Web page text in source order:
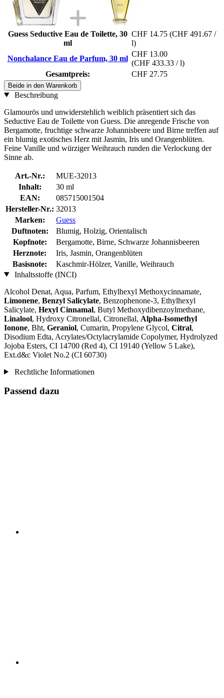
Guess Seductive Eau de Toilette, 30
ml
CHF 14.75 (CHF 491.67 /
l)
Nonchalance Eau de Parfum, 30 ml
CHF 13.00
(CHF 433.33 / l)
Gesamtpreis:
CHF 27.75
Beide in den Warenkorb
Beschreibung
Glamourös und unwiderstehlich weiblich präsentiert sich das
Seductive Eau de Toilette von Guess. Die anregende Frische von
Bergamotte, fruchtige schwarze Johannisbeere und Birne treffen auf
ein blumig exotisches Herz mit Jasmin, Iris und Orangenblüten.
Feine Vanille und würziger Weihrauch runden die Verlockung der
Sinne ab.
Art.-Nr.:
MUE-32013
Inhalt:
30 ml
EAN:
085715001504
Hersteller-Nr.: 32013
Marken:
Guess
Duftnoten:
Blumig, Holzig, Orientalisch
Kopfnote:
Bergamotte, Birne, Schwarze Johannisbeeren
Herznote:
Iris, Jasmin, Orangenblüten
Basisnote:
Kaschmir-Hölzer, Vanille, Weihrauch
Inhaltsstoffe (INCI)
Alcohol Denat, Aqua, Parfum, Ethylhexyl Methoxycinnamate,
Limonene, Benzyl Salicylate, Benzophenone-3, Ethylhexyl
Salicylate, Hexyl Cinnamal, Butyl Methoxydibenzoylmethane,
Linalool, Hydroxy Citronellal, Citronellal, Alpha-Isomethyl
Ionone, Bht, Geraniol, Cumarin, Propylene Glycol, Citral,
Disodium Edta, Acrylates/Octylacrylamide Copolymer, Hydrolyzed
Jojoba Esters, CI 14700 (Red 4), CI 19140 (Yellow 5 Lake),
Ext.d&c Violet No.2 (CI 60730)
Rechtliche Informationen
Passend dazu